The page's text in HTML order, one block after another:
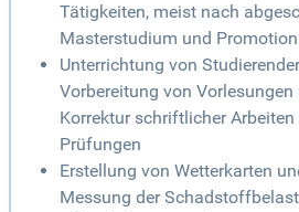
Tätigkeiten, meist nach
Masterstudium und Promotion
Unterrichtung von
Vorbereitung von Vorlesungen
Korrektur schriftlicher
Prüfungen
Erstellung von Wetterkarten
Messung der